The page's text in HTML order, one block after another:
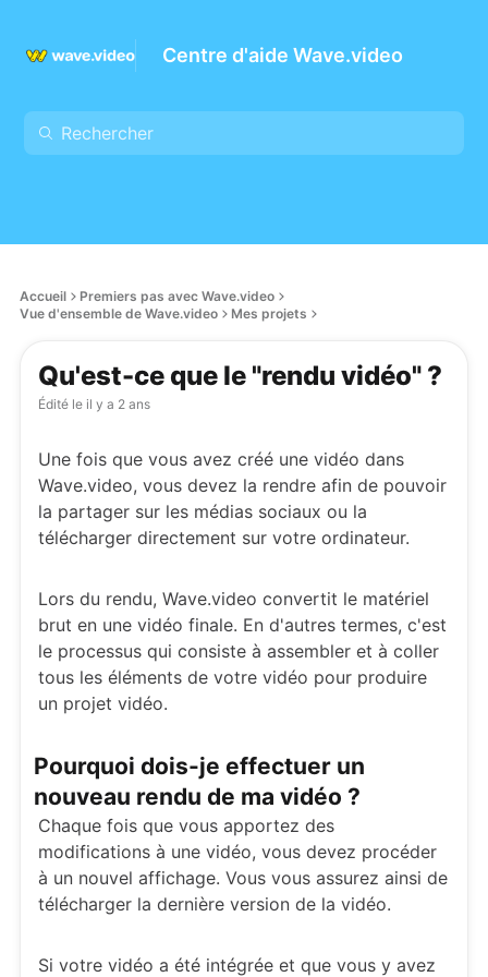
Centre d'aide Wave.video
Accueil
Premiers pas avec Wave.video
Vue d'ensemble de Wave.video
Mes projets
Qu'est-ce que le "rendu vidéo" ?
Édité le il y a 2 ans
Une fois que vous avez créé une vidéo dans
Wave.video, vous devez la rendre afin de pouvoir
la partager sur les médias sociaux ou la
télécharger directement sur votre ordinateur.
Lors du rendu, Wave.video convertit le matériel
brut en une vidéo finale. En d'autres termes, c'est
le processus qui consiste à assembler et à coller
tous les éléments de votre vidéo pour produire
un projet vidéo.
Pourquoi dois-je effectuer un
nouveau rendu de ma vidéo ?
Chaque fois que vous apportez des
modifications à une vidéo, vous devez procéder
à un nouvel affichage. Vous vous assurez ainsi de
télécharger la dernière version de la vidéo.
Si votre vidéo a été intégrée et que vous y avez